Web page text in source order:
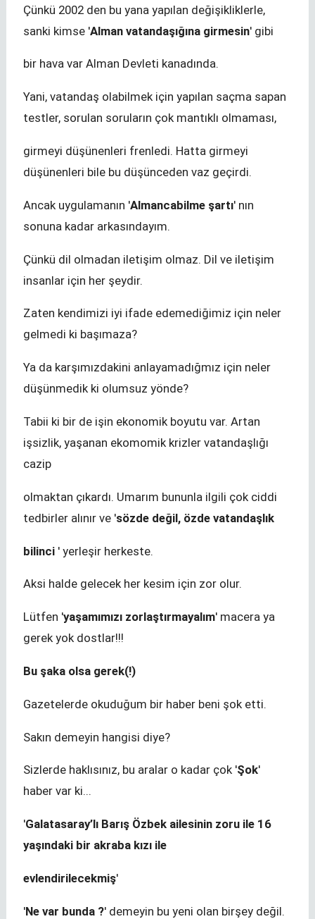
Çünkü 2002 den bu yana yapılan değişikliklerle,
sanki kimse 'Alman vatandaşığına girmesin' gibi
bir hava var Alman Devleti kanadında.
Yani, vatandaş olabilmek için yapılan saçma sapan
testler, sorulan soruların çok mantıklı olmaması,
girmeyi düşünenleri frenledi. Hatta girmeyi
düşünenleri bile bu düşünceden vaz geçirdi.
Ancak uygulamanın 'Almancabilme şartı' nın
sonuna kadar arkasındayım.
Çünkü dil olmadan iletişim olmaz. Dil ve iletişim
insanlar için her şeydir.
Zaten kendimizi iyi ifade edemediğimiz için neler
gelmedi ki başımaza?
Ya da karşımızdakini anlayamadığmız için neler
düşünmedik ki olumsuz yönde?
Tabii ki bir de işin ekonomik boyutu var. Artan
işsizlik, yaşanan ekomomik krizler vatandaşlığı
cazip
olmaktan çıkardı. Umarım bununla ilgili çok ciddi
tedbirler alınır ve 'sözde değil, özde vatandaşlık
bilinci ' yerleşir herkeste.
Aksi halde gelecek her kesim için zor olur.
Lütfen 'yaşamımızı zorlaştırmayalım' macera ya
gerek yok dostlar!!!
Bu şaka olsa gerek(!)
Gazetelerde okuduğum bir haber beni şok etti.
Sakın demeyin hangisi diye?
Sizlerde haklısınız, bu aralar o kadar çok 'Şok'
haber var ki...
'Galatasaray’lı Barış Özbek ailesinin zoru ile 16
yaşındaki bir akraba kızı ile
evlendirilecekmiş'
'Ne var bunda ?' demeyin bu yeni olan birşey değil.